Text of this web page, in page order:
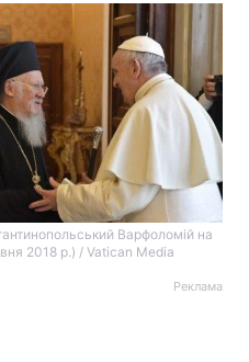
Варфоломій на
2018 р.) / Vatican Media
Реклама